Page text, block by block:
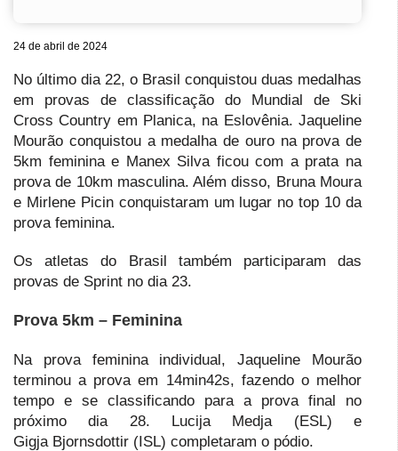
24 de abril de 2024
No último dia 22, o Brasil conquistou duas medalhas
em provas de classificação do Mundial de Ski
Cross Country em Planica, na Eslovênia. Jaqueline
Mourão conquistou a medalha de ouro na prova de
5km feminina e Manex Silva ficou com a prata na
prova de 10km masculina. Além disso, Bruna Moura
e Mirlene Picin conquistaram um lugar no top 10 da
prova feminina.
Os atletas do Brasil também participaram das
provas de Sprint no dia 23.
Prova 5km – Feminina
Na prova feminina individual, Jaqueline Mourão
terminou a prova em 14min42s, fazendo o melhor
tempo e se classificando para a prova final no
próximo dia 28. Lucija Medja (ESL) e
Gigja Bjornsdottir (ISL) completaram o pódio.